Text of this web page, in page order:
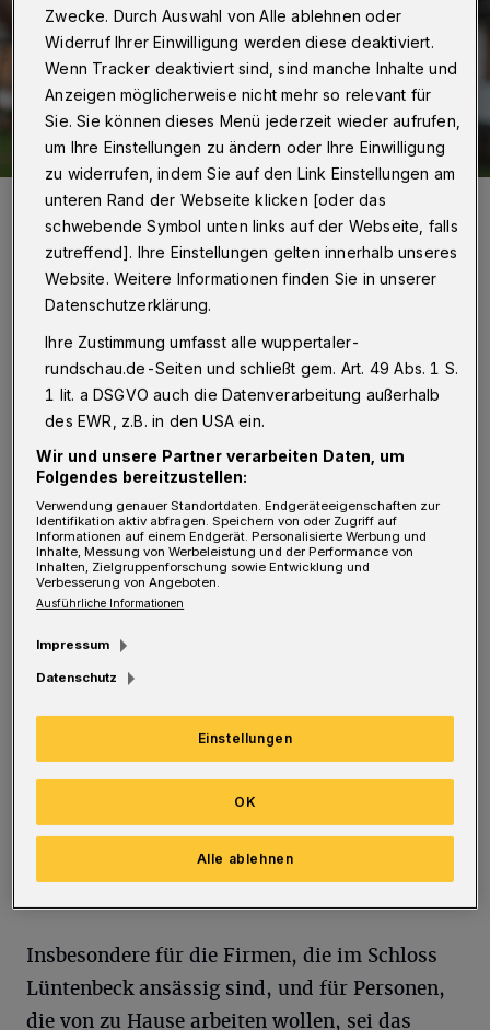
Jürgen Müller wünscht sich vor allem einen konkreten Zeitplan für
Von Jan Turek
E in konkreten Zeitplan fehlt bisher.
Obwohl sie mitten in Wuppertal liegt, wirkt
die Siedlung Lüntenbeck, als stamme sie aus
einer anderen Welt: Dorfleben inmitten der
Großstadt. Für die Einschränkungen, die so
ein Dorfleben mitbringt, hat Jürgen Müller,
Vorsitzender der Siedlergemeinschaft
Verständnis hat er hingegen dafür, dass es
keine verlässlichen Angaben zum anstehenden
Breitbandausbau gibt. Müller erklärt, der
Ausbau sei für viele in der Lüntenbeck enorm
wichtig, da dort gegenwärtig oft nur veraltete
Insbesondere für die Firmen, die im Schloss
Lüntenbeck ansässig sind, und für Personen,
die von zu Hause arbeiten wollen, sei das
Zwecke. Durch Auswahl von Alle ablehnen oder
Widerruf Ihrer Einwilligung werden diese deaktiviert.
Wenn Tracker deaktiviert sind, sind manche Inhalte und
Anzeigen möglicherweise nicht mehr so relevant für
Sie. Sie können dieses Menü jederzeit wieder aufrufen,
um Ihre Einstellungen zu ändern oder Ihre Einwilligung
zu widerrufen, indem Sie auf den Link Einstellungen am
unteren Rand der Webseite klicken [oder das
schwebende Symbol unten links auf der Webseite, falls
zutreffend]. Ihre Einstellungen gelten innerhalb unseres
Website. Weitere Informationen finden Sie in unserer
Datenschutzerklärung.
Ihre Zustimmung umfasst alle wuppertaler-
rundschau.de-Seiten und schließt gem. Art. 49 Abs. 1 S.
1 lit. a DSGVO auch die Datenverarbeitung außerhalb
des EWR, z.B. in den USA ein.
Wir und unsere Partner verarbeiten Daten, um
Folgendes bereitzustellen:
Verwendung genauer Standortdaten. Endgeräteeigenschaften zur
Identifikation aktiv abfragen. Speichern von oder Zugriff auf
Informationen auf einem Endgerät. Personalisierte Werbung und
Inhalte, Messung von Werbeleistung und der Performance von
Inhalten, Zielgruppenforschung sowie Entwicklung und
Verbesserung von Angeboten.
Ausführliche Informationen
Impressum
Datenschutz
Einstellungen
Alle ablehnen
OK